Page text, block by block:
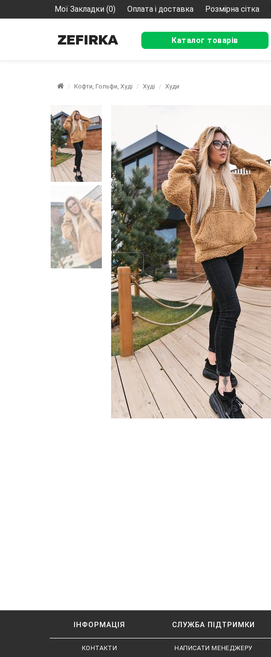
Мої Закладки (0) Оплата і доставка Розмірна сітка
Каталог товарів
Кофти, Гольфи, Худі Худі Худи
ІНФОРМАЦІЯ
КОНТАКТИ
СЛУЖБА ПІДТРИМКИ
НАПИСАТИ МЕНЕДЖЕРУ